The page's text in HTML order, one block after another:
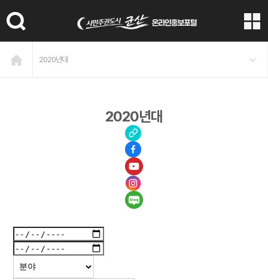
2020년대
2020년대